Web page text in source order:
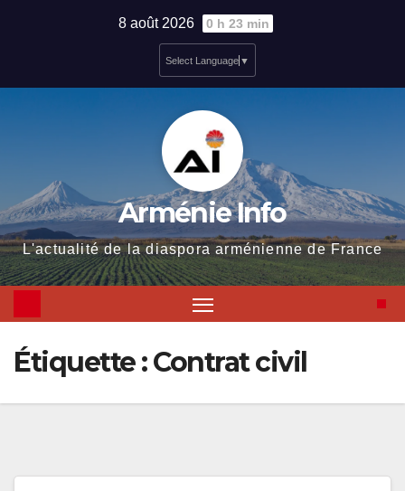
8 août 2026 0 h 23 min
Select Language ▼
Arménie Info
L'actualité de la diaspora arménienne de France
Étiquette :Contrat civil